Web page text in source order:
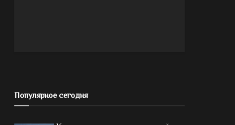
Популярное сегодня